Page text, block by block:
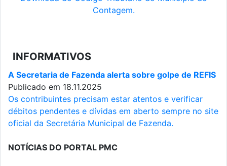
Contagem.
INFORMATIVOS
A Secretaria de Fazenda alerta sobre golpe de REFIS
Publicado em 18.11.2025
Os contribuintes precisam estar atentos e verificar
débitos pendentes e dívidas em aberto sempre no site
oficial da Secretária Municipal de Fazenda.
NOTÍCIAS DO PORTAL PMC